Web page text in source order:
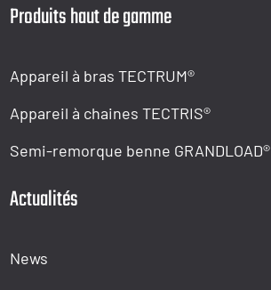
Produits haut de gamme
Appareil à bras TECTRUM®
Appareil à chaines TECTRIS®
Semi-remorque benne GRANDLOAD®
Actualités
News